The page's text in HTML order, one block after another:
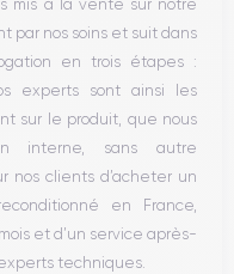
mis à la vente sur notre
par nos soins et suit dans
en trois étapes :
experts sont ainsi les
sur le produit, que nous
interne, sans autre
nos clients d’acheter un
en France,
et d’un service après-
techniques.